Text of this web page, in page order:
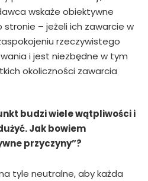
wskaże obiektywne
– jeżeli ich zawarcie w
rzeczywistego
i jest niezbędne w tym
okoliczności zawarcia
budzi wiele wątpliwości i
Jak bowiem
przyczyny”?
tyle neutralne, aby każda